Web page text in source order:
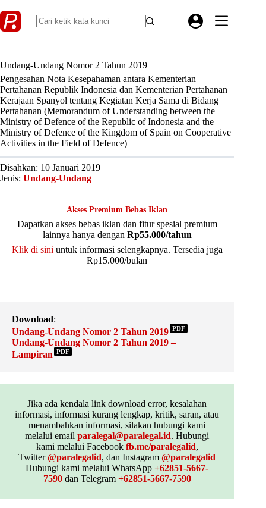
to
content
Undang-Undang Nomor 2 Tahun 2019
Pengesahan Nota Kesepahaman antara Kementerian
Pertahanan Republik Indonesia dan Kementerian Pertahanan
Kerajaan Spanyol tentang Kegiatan Kerja Sama di Bidang
Pertahanan (Memorandum of Understanding between the
Ministry of Defence of the Republic of Indonesia and the
Ministry of Defence of the Kingdom of Spain on Cooperative
Activities in the Field of Defence)
Disahkan: 10 Januari 2019
Jenis: Undang-Undang
Akses Premium Bebas Iklan
Dapatkan akses bebas iklan dan fitur spesial premium
lainnya hanya dengan Rp55.000/tahun
Klik di sini untuk informasi selengkapnya. Tersedia juga
Rp15.000/bulan
Download:
Undang-Undang Nomor 2 Tahun 2019 PDF
Undang-Undang Nomor 2 Tahun 2019 –
Lampiran PDF
Jika ada kendala link download error, kesalahan
informasi, informasi kurang lengkap, kritik, saran, atau
menambahkan informasi, silakan hubungi kami
melalui emailparalegal@paralegal.id. Hubungi
kami melalui Facebook fb.me/paralegalid,
Twitter@paralegalid, dan Instagram@paralegalid
Hubungi kami melalui WhatsApp+62851-5667-
7590dan Telegram +62851-5667-7590